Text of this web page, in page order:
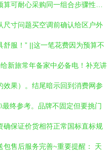
可耐心采购同一组合步骤性…
尺寸问题买空调前确认给区户外
服！” ||这一笔花费因为预算不
新旅常年备家中必备电！补充讲
果）。结尾暗示回到消费网参
终参考。品牌不固定但要挑门
确保证价货相符正常国标直标规
售后服务完善~重要提醒： 天